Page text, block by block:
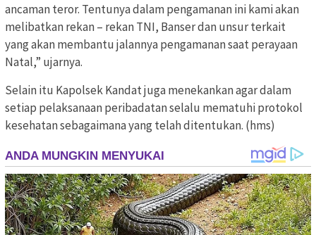
ancaman teror. Tentunya dalam pengamanan ini kami akan
melibatkan rekan – rekan TNI, Banser dan unsur terkait
yang akan membantu jalannya pengamanan saat perayaan
Natal,” ujarnya.
Selain itu Kapolsek Kandat juga menekankan agar dalam
setiap pelaksanaan peribadatan selalu mematuhi protokol
kesehatan sebagaimana yang telah ditentukan. (hms)